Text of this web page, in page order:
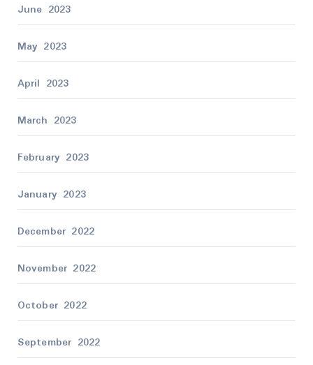
June 2023
May 2023
April 2023
March 2023
February 2023
January 2023
December 2022
November 2022
October 2022
September 2022